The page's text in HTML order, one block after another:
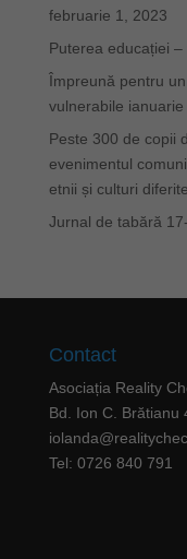
februarie 1, 2023
Puterea educației –
Împreună pentru
vulnerabile
Peste 300 de copii
evenimentul
etnii și culturi diferite
Jurnal de tabără
Contact
Asociația Reality
Bd. Ion C. Brătianu
Tel: 0726 840 791